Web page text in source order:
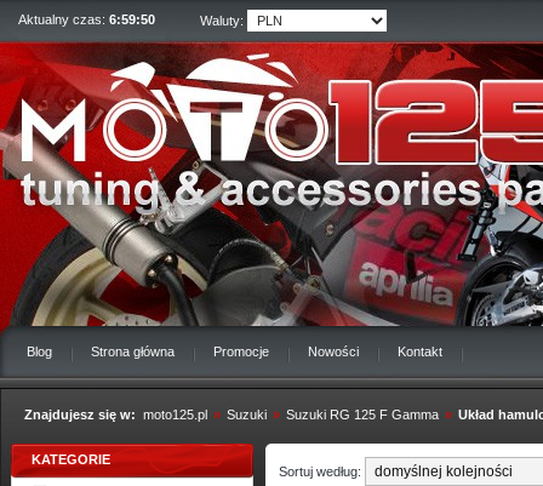
Aktualny czas: 6:59:51 Waluty:
Blog Strona główna Promocje Nowości Kontakt
Znajdujesz się w: moto125.pl » Suzuki » Suzuki RG 125 F Gamma » Układ
KATEGORIE
Sortuj według: